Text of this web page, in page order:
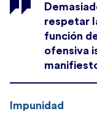
respetar
función
ofensiva
Impunidad